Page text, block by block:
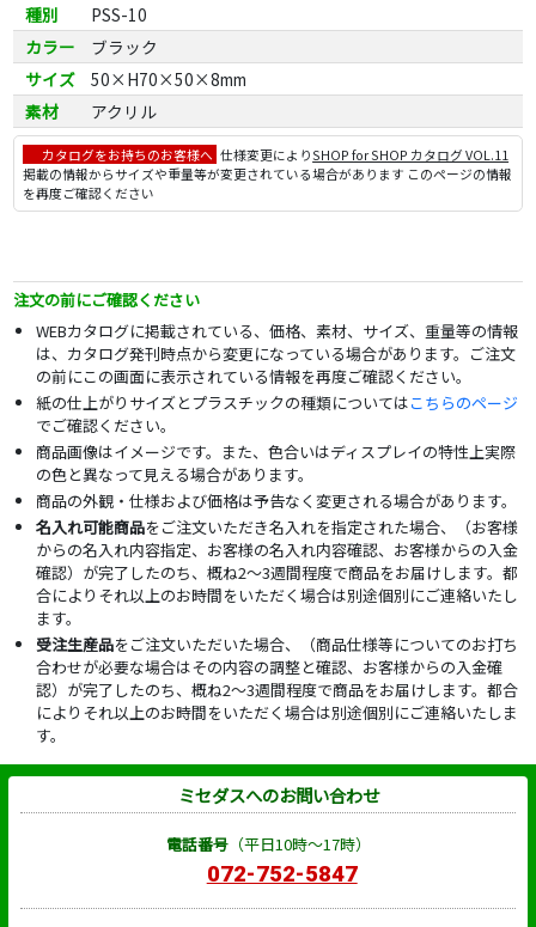
種別
PSS-10
カラー
ブラック
サイズ
50×H70×50×8mm
素材
アクリル
カタログをお持ちのお客様へ 仕様変更によりSHOP for SHOP カタログ VOL.11
掲載の情報からサイズや重量等が変更されている場合があります このページの情報
を再度ご確認ください
注文の前にご確認ください
WEBカタログに掲載されている、価格、素材、サイズ、重量等の情報
は、カタログ発刊時点から変更になっている場合があります。ご注文
の前にこの画面に表示されている情報を再度ご確認ください。
紙の仕上がりサイズとプラスチックの種類についてはこちらのページ
でご確認ください。
商品画像はイメージです。また、色合いはディスプレイの特性上実際
の色と異なって見える場合があります。
商品の外観・仕様および価格は予告なく変更される場合があります。
名入れ可能商品をご注文いただき名入れを指定された場合、（お客様
からの名入れ内容指定、お客様の名入れ内容確認、お客様からの入金
確認）が完了したのち、概ね2～3週間程度で商品をお届けします。都
合によりそれ以上のお時間をいただく場合は別途個別にご連絡いたし
ます。
受注生産品をご注文いただいた場合、（商品仕様等についてのお打ち
合わせが必要な場合はその内容の調整と確認、お客様からの入金確
認）が完了したのち、概ね2～3週間程度で商品をお届けします。都合
によりそれ以上のお時間をいただく場合は別途個別にご連絡いたしま
す。
ミセダスへのお問い合わせ
電話番号（平日10時～17時）
072-752-5847